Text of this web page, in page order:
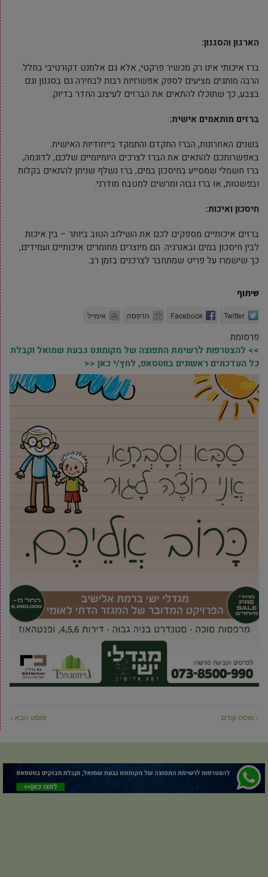
הארגון והסגנון:
ברז איכותי אינו רק מכשיר פרקטי, אלא גם אלמנט דקורטיבי בחלל.
הרבה מותגים מציעים לספק אפשרויות רבות לבחירה גם בסגנון וגם
בצבע, כך שתוכלו להתאים את הברזים לעיצוב החדר בדיוק.
ברזים מותאמים אישית:
בשנים האחרונות, הברז התקדם והתמקד בייחודיות האישית.
באפשרותכם להתאים את הברז לצרכים היומיומיים שלכם, לדוגמה,
ברז חשמלי שמסייע בחיסכון במים, ברז נשלף שניתן להתאים בקלות
ובפשטות, או ברז גבוה ומרשים למטבח מודרני.
חיסכון ואיכות:
ברזים איכותיים מספקים לכם את השילוב הטוב ביותר – בין איכות
לבין חיסכון במים ובאנרגיה. הם מיוצרים מחומרים איכותיים ועמידים,
כך שישמרו על פריט שמתחבר לצרכנים בזמן רב.
שיתוף
Twitter
Facebook הדפסה אימייל
פרסומת
>> להצטרפות לרשימת התפוצה של מקומונט גבעת שמואל וקבלת
כל העדכונים ראשונים בווטסאפ, לחץ/י כאן <<
« פוסט קודם פוסט הבא »